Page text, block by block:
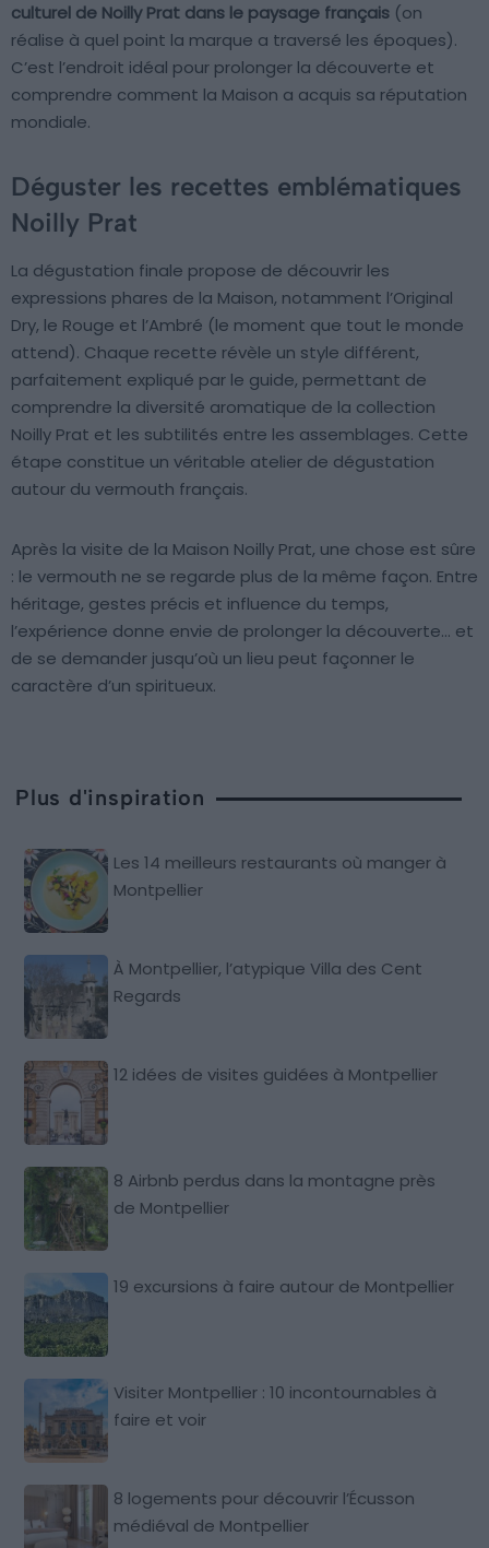
culturel de Noilly Prat dans le paysage français (on
réalise à quel point la marque a traversé les époques).
C’est l’endroit idéal pour prolonger la découverte et
comprendre comment la Maison a acquis sa réputation
mondiale.
Déguster les recettes emblématiques
Noilly Prat
La dégustation finale propose de découvrir les
expressions phares de la Maison, notamment l’Original
Dry, le Rouge et l’Ambré (le moment que tout le monde
attend). Chaque recette révèle un style différent,
parfaitement expliqué par le guide, permettant de
comprendre la diversité aromatique de la collection
Noilly Prat et les subtilités entre les assemblages. Cette
étape constitue un véritable atelier de dégustation
autour du vermouth français.
Après la visite de la Maison Noilly Prat, une chose est sûre
: le vermouth ne se regarde plus de la même façon. Entre
héritage, gestes précis et influence du temps,
l’expérience donne envie de prolonger la découverte… et
de se demander jusqu’où un lieu peut façonner le
caractère d’un spiritueux.
Plus d'inspiration
Les 14 meilleurs restaurants où manger à
Montpellier
À Montpellier, l’atypique Villa des Cent
Regards
12 idées de visites guidées à Montpellier
8 Airbnb perdus dans la montagne près
de Montpellier
19 excursions à faire autour de Montpellier
Visiter Montpellier : 10 incontournables à
faire et voir
8 logements pour découvrir l’Écusson
médiéval de Montpellier